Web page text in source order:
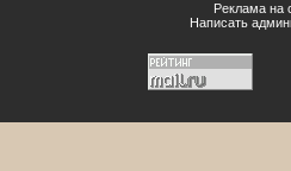
Реклама на
Написать